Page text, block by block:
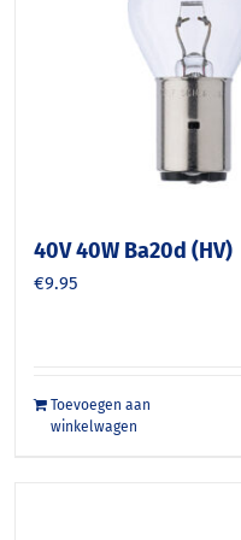
40V 40W Ba20d (HV)
€9.95
Toevoegen aan
winkelwagen